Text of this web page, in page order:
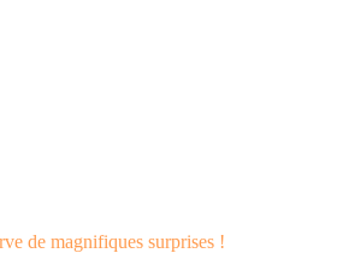
de magnifiques surprises !